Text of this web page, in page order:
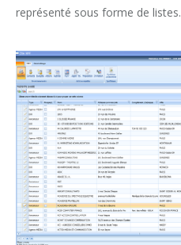
représenté sous forme de listes.